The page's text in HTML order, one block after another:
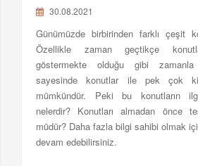
30.08.2021
Günümüzde birbirinden farklı çeşit
Özellikle zaman geçtikçe
göstermekte olduğu gibi
sayesinde konutlar ile pek çok
mümkündür. Peki bu konutların
nelerdir? Konutları almadan önce
müdür? Daha fazla bilgi sahibi olmak
devam edebilirsiniz.